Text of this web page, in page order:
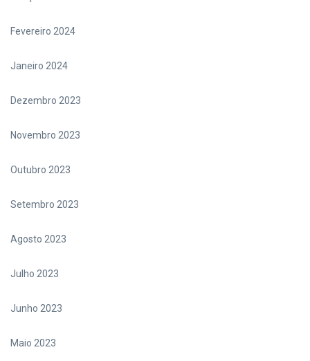
Fevereiro 2024
Janeiro 2024
Dezembro 2023
Novembro 2023
Outubro 2023
Setembro 2023
Agosto 2023
Julho 2023
Junho 2023
Maio 2023